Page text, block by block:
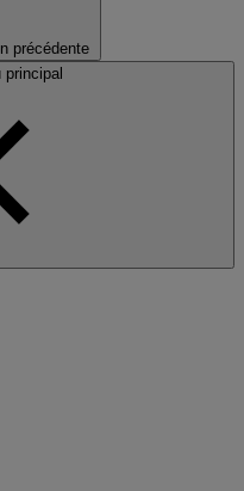
précédente
principal